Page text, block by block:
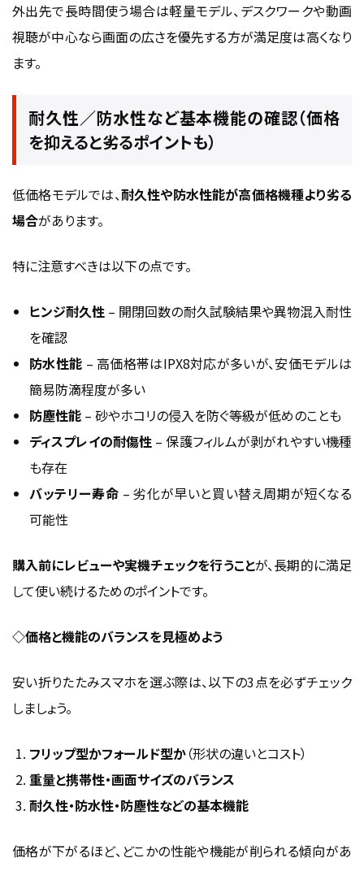
外出先で長時間使う場合は軽量モデル、デスクワークや動画
視聴が中心なら画面の広さを優先する方が満足度は高くなり
ます。
耐久性／防水性など基本機能の確認（価格
を抑えると劣るポイントも）
低価格モデルでは、耐久性や防水性能が高価格機種より劣る
場合があります。
特に注意すべきは以下の点です。
ヒンジ耐久性 – 開閉回数の耐久試験結果や異物混入耐性
を確認
防水性能 – 高価格帯はIPX8対応が多いが、安価モデルは
簡易防滴程度が多い
防塵性能 – 砂やホコリの侵入を防ぐ等級が低めのことも
ディスプレイの耐傷性 – 保護フィルムが剥がれやすい機種
も存在
バッテリー寿命 – 劣化が早いと買い替え周期が短くなる
可能性
購入前にレビューや実機チェックを行うことが、長期的に満足
して使い続けるためのポイントです。
◇価格と機能のバランスを見極めよう
安い折りたたみスマホを選ぶ際は、以下の3点を必ずチェック
しましょう。
フリップ型かフォールド型か（形状の違いとコスト）
重量と携帯性・画面サイズのバランス
耐久性・防水性・防塵性などの基本機能
価格が下がるほど、どこかの性能や機能が削られる傾向があ